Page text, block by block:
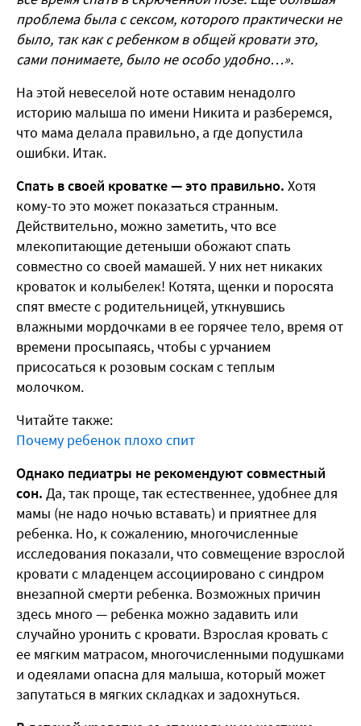
проблема была с сексом, которого практически не
было, так как с ребенком в общей кровати это,
сами понимаете, было не особо удобно…».
На этой невеселой ноте оставим ненадолго
историю малыша по имени Никита и разберемся,
что мама делала правильно, а где допустила
ошибки. Итак.
Спать в своей кроватке — это правильно. Хотя
кому-то это может показаться странным.
Действительно, можно заметить, что все
млекопитающие детеныши обожают спать
совместно со своей мамашей. У них нет никаких
кроваток и колыбелек! Котята, щенки и поросята
спят вместе с родительницей, уткнувшись
влажными мордочками в ее горячее тело, время от
времени просыпаясь, чтобы с урчанием
присосаться к розовым соскам с теплым
молочком.
Читайте также:
Почему ребенок плохо спит
Однако педиатры не рекомендуют совместный
сон. Да, так проще, так естественнее, удобнее для
мамы (не надо ночью вставать) и приятнее для
ребенка. Но, к сожалению, многочисленные
исследования показали, что совмещение взрослой
кровати с младенцем ассоциировано с синдром
внезапной смерти ребенка. Возможных причин
здесь много — ребенка можно задавить или
случайно уронить с кровати. Взрослая кровать с
ее мягким матрасом, многочисленными подушками
и одеялами опасна для малыша, который может
запутаться в мягких складках и задохнуться.